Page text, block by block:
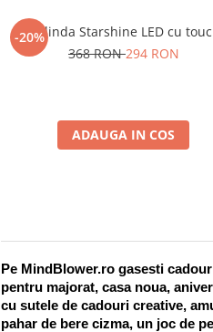
-20%
Oglinda Starshine LED cu
368 RON294 RON
ADAUGA IN COS
Pe MindBlower.ro gasesti
pentru majorat, casa noua,
cu sutele de cadouri creative,
pahar de bere cizma, un joc de